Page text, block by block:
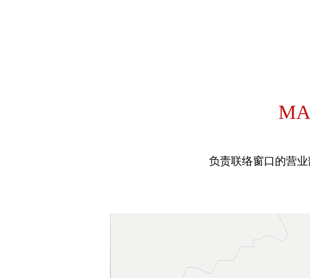
负责联络窗口的营